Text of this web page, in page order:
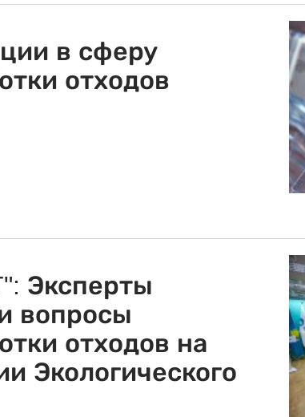
в сферу
отходов
Эксперты
вопросы
отходов на
Экологического